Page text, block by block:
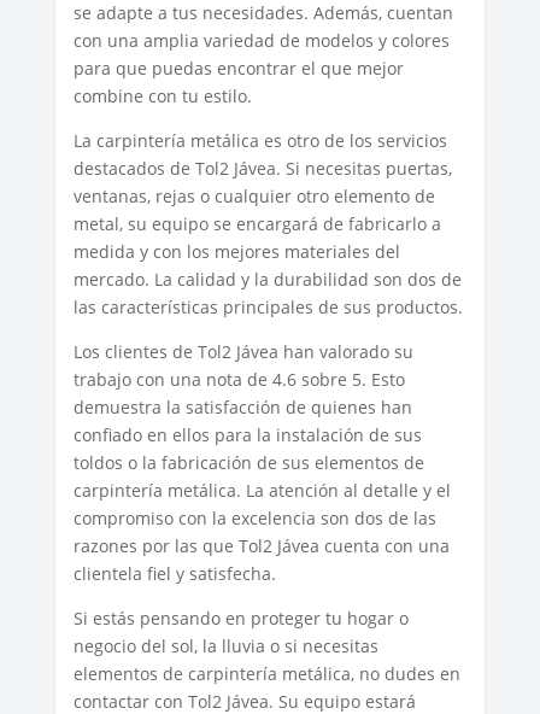
se adapte a tus necesidades. Además, cuentan
con una amplia variedad de modelos y colores
para que puedas encontrar el que mejor
combine con tu estilo.
La carpintería metálica es otro de los servicios
destacados de Tol2 Jávea. Si necesitas puertas,
ventanas, rejas o cualquier otro elemento de
metal, su equipo se encargará de fabricarlo a
medida y con los mejores materiales del
mercado. La calidad y la durabilidad son dos de
las características principales de sus productos.
Los clientes de Tol2 Jávea han valorado su
trabajo con una nota de 4.6 sobre 5. Esto
demuestra la satisfacción de quienes han
confiado en ellos para la instalación de sus
toldos o la fabricación de sus elementos de
carpintería metálica. La atención al detalle y el
compromiso con la excelencia son dos de las
razones por las que Tol2 Jávea cuenta con una
clientela fiel y satisfecha.
Si estás pensando en proteger tu hogar o
negocio del sol, la lluvia o si necesitas
elementos de carpintería metálica, no dudes en
contactar con Tol2 Jávea. Su equipo estará